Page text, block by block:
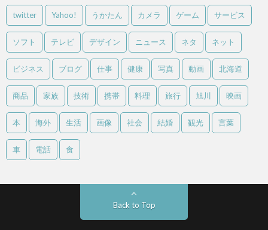
twitter Yahoo! うかたん カメラ ゲーム サービス
ソフト テレビ デザイン ニュース ネタ ネット
ビジネス ブログ 仕事 健康 写真 動画 北海道
商品 家族 技術 携帯 料理 旅行 旭川 映画
本 海外 生活 画像 社会 結婚 観光 言葉
車 電話 食
Back to Top